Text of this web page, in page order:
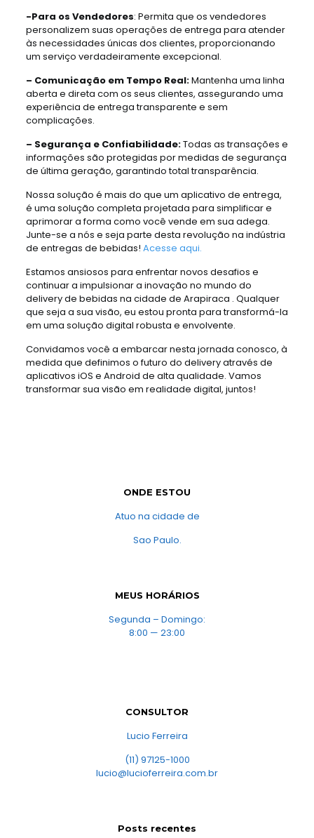
-Para os Vendedores: Permita que os vendedores
personalizem suas operações de entrega para atender
às necessidades únicas dos clientes, proporcionando
um serviço verdadeiramente excepcional.
– Comunicação em Tempo Real:Mantenha uma linha
aberta e direta com os seus clientes, assegurando uma
experiência de entrega transparente e sem
complicações.
– Segurança e Confiabilidade:Todas as transações e
informações são protegidas por medidas de segurança
de última geração, garantindo total transparência.
Nossa solução é mais do que um aplicativo de entrega,
é uma solução completa projetada para simplificar e
aprimorar a forma como você vende em sua adega.
Junte-se a nós e seja parte desta revolução na indústria
de entregas de bebidas! Acesse aqui.
Estamos ansiosos para enfrentar novos desafios e
continuar a impulsionar a inovação no mundo do
delivery de bebidas na cidade de Arapiraca . Qualquer
que seja a sua visão, eu estou pronta para transformá-la
em uma solução digital robusta e envolvente.
Convidamos você a embarcar nesta jornada conosco, à
medida que definimos o futuro do delivery através de
aplicativos iOS e Android de alta qualidade. Vamos
transformar sua visão em realidade digital, juntos!
ONDE ESTOU
Atuo na cidade de
Sao Paulo.
MEUS HORÁRIOS
Segunda – Domingo:
8:00 — 23:00
CONSULTOR
Lucio Ferreira
(11) 97125-1000
lucio@lucioferreira.com.br
Posts recentes